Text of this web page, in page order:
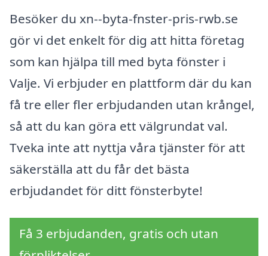
Besöker du xn--byta-fnster-pris-rwb.se
gör vi det enkelt för dig att hitta företag
som kan hjälpa till med byta fönster i
Valje. Vi erbjuder en plattform där du kan
få tre eller fler erbjudanden utan krångel,
så att du kan göra ett välgrundat val.
Tveka inte att nyttja våra tjänster för att
säkerställa att du får det bästa
erbjudandet för ditt fönsterbyte!
Få 3 erbjudanden, gratis och utan